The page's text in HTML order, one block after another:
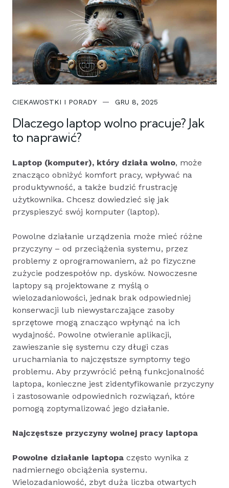
CIEKAWOSTKI I PORADY GRU 8, 2025
Dlaczego laptop wolno pracuje? Jak
to naprawić?
Laptop (komputer), który działa wolno, może
znacząco obniżyć komfort pracy, wpływać na
produktywność, a także budzić frustrację
użytkownika. Chcesz dowiedzieć się jak
przyspieszyć swój komputer (laptop).
Powolne działanie urządzenia może mieć różne
przyczyny – od przeciążenia systemu, przez
problemy z oprogramowaniem, aż po fizyczne
zużycie podzespołów np. dysków. Nowoczesne
laptopy są projektowane z myślą o
wielozadaniowości, jednak brak odpowiedniej
konserwacji lub niewystarczające zasoby
sprzętowe mogą znacząco wpłynąć na ich
wydajność. Powolne otwieranie aplikacji,
zawieszanie się systemu czy długi czas
uruchamiania to najczęstsze symptomy tego
problemu. Aby przywrócić pełną funkcjonalność
laptopa, konieczne jest zidentyfikowanie przyczyny
i zastosowanie odpowiednich rozwiązań, które
pomogą zoptymalizować jego działanie.
Najczęstsze przyczyny wolnej pracy laptopa
Powolne działanie laptopa często wynika z
nadmiernego obciążenia systemu.
Wielozadaniowość, zbyt duża liczba otwartych